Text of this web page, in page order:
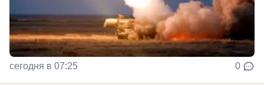
сегодня в 07:25 0